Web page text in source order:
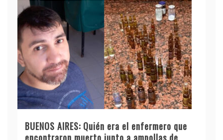
BUENOS AIRES: Quién era el enfermero que